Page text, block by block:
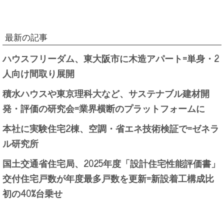
最新の記事
ハウスフリーダム、東大阪市に木造アパート=単身・2
人向け間取り展開
積水ハウスや東京理科大など、サステナブル建材開
発・評価の研究会=業界横断のプラットフォームに
本社に実験住宅2棟、空調・省エネ技術検証で=ゼネラ
ル研究所
国土交通省住宅局、2025年度「設計住宅性能評価書」
交付住宅戸数が年度最多戸数を更新=新設着工構成比
初の40%台乗せ